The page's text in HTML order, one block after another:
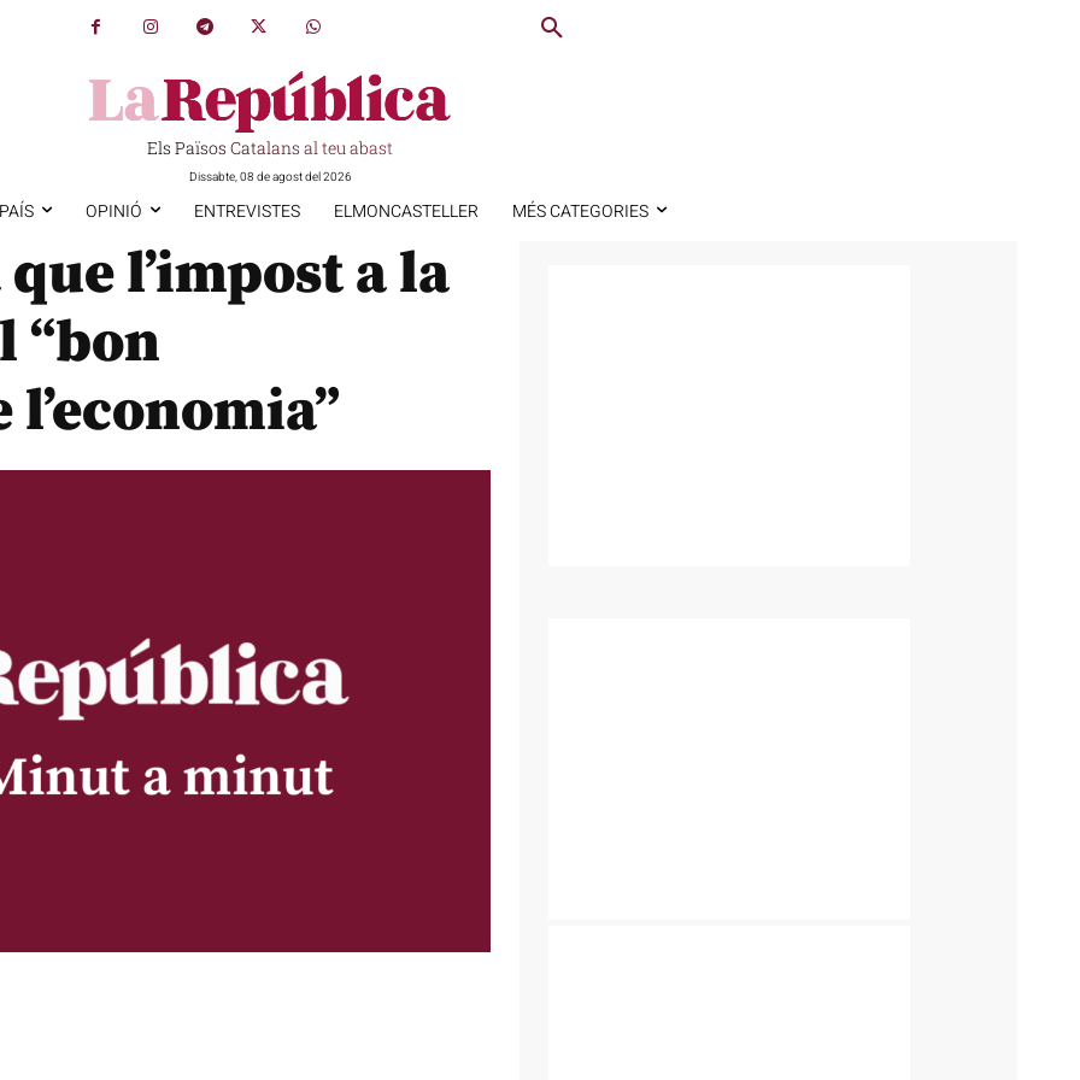
Els Països Catalans al teu abast
Dissabte, 08 de agost del 2026
OPINIÓ ENTREVISTES ELMONCASTELLER MÉS CATEGORIES
l’impost a la
“bon